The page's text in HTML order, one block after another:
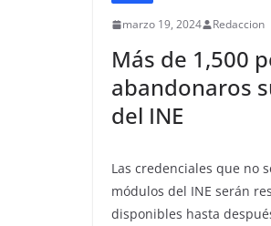
marzo 19, 2024 Redaccion
Más de 1,500
abandonaros
del INE
Las credenciales que no
módulos del INE serán
disponibles hasta